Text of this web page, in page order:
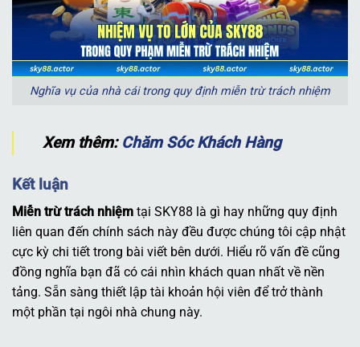
Nghĩa vụ của nhà cái trong quy định miễn trừ trách nhiệm
Xem thêm: Chăm Sóc Khách Hàng
Kết luận
Miễn trừ trách nhiệm tại SKY88 là gì hay những quy định
liên quan đến chính sách này đều được chúng tôi cập nhật
cực kỳ chi tiết trong bài viết bên dưới. Hiểu rõ vấn đề cũng
đồng nghĩa bạn đã có cái nhìn khách quan nhất về nền
tảng. Sẵn sàng thiết lập tài khoản hội viên để trở thành
một phần tại ngôi nhà chung này.